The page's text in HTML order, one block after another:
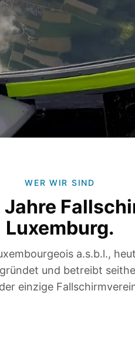
WER WIR SIND
Jahre
Luxemburg.
a.s.b.l.,
und betreibt
einzige